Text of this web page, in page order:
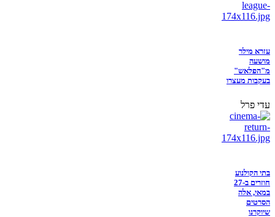
עזרא מילר
מושעה
מ"הפלאש"
בעקבות מעצרו
עדי פרל
בתי הקולנוע
חוזרים ב-27
במאי, אלה
הסרטים
שיוקרנו